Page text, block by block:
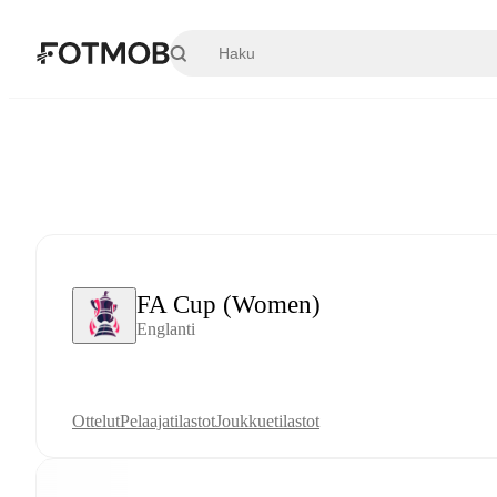
FA Cup (Women)
Englanti
OttelutPelaajatilastotJoukkuetilastot